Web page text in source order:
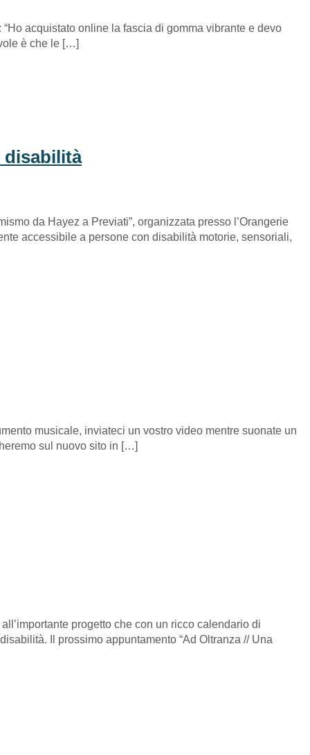
acquistato online la fascia di gomma vibrante e devo
è che le […]
disabilità
da Hayez a Previati”, organizzata presso l’Orangerie
accessibile a persone con disabilità motorie, sensoriali,
musicale, inviateci un vostro video mentre suonate un
sul nuovo sito in […]
progetto che con un ricco calendario di
Il prossimo appuntamento “Ad Oltranza // Una